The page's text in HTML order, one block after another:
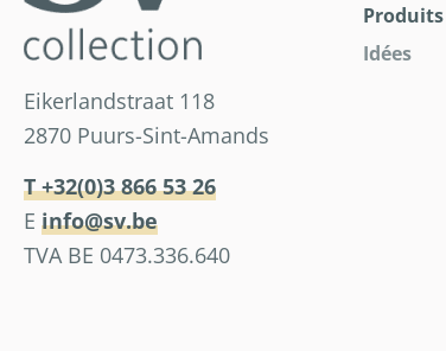
Eikerlandstraat 118
2870 Puurs-Sint-Amands
T +32(0)3 866 53 26
E info@sv.be
TVA BE 0473.336.640
Produits
Idées